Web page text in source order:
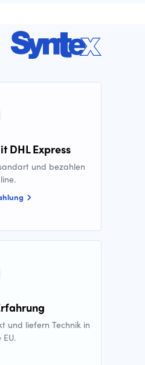
DHL Express
und bezahlen
und liefern Technik in